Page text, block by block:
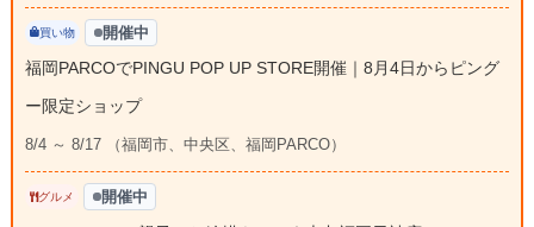
買い物 開催中
福岡PARCOでPINGU POP UP STORE開催｜8月4日からピング
ー限定ショップ
8/4 ～ 8/17 （福岡市、中央区、福岡PARCO）
グルメ 開催中